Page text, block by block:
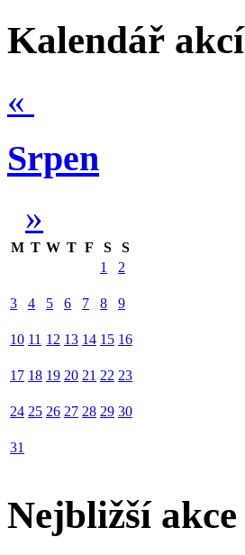
Kalendář akcí
«
Srpen
»
M T W T F S
S
1
2
3 4 5 6 7 8 9
10 11 12 13 14 15 16
17 18 19 20 21 22 23
24 25 26 27 28 29 30
31
Nejbližší akce